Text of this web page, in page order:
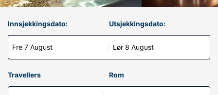
Innsjekkingsdato:
Fre 7 August
Utsjekkingsdato:
Lør 8 August
Travellers Rom